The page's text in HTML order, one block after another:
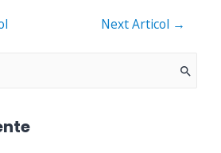
Next Articol →